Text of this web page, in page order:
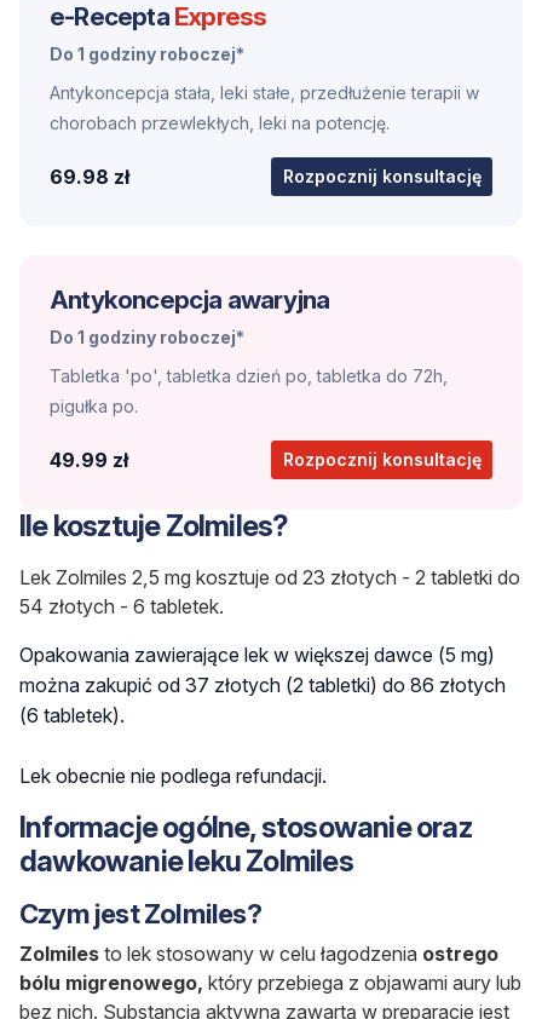
e-Recepta Express
Do 1 godziny roboczej*
Antykoncepcja stała, leki stałe, przedłużenie terapii w
chorobach przewlekłych, leki na potencję.
69.98 zł Rozpocznij konsultację
Antykoncepcja awaryjna
Do 1 godziny roboczej*
Tabletka 'po', tabletka dzień po, tabletka do 72h,
pigułka po.
49.99 zł Rozpocznij konsultację
Ile kosztuje Zolmiles?
Lek Zolmiles 2,5 mg kosztuje od 23 złotych - 2 tabletki do
54 złotych - 6 tabletek.
Opakowania zawierające lek w większej dawce (5 mg)
można zakupić od 37 złotych (2 tabletki) do 86 złotych
(6 tabletek).
Lek obecnie nie podlega refundacji.
Informacje ogólne, stosowanie oraz
dawkowanie leku Zolmiles
Czym jest Zolmiles?
Zolmiles to lek stosowany w celu łagodzenia ostrego
bólu migrenowego, który przebiega z objawami aury lub
bez nich. Substancją aktywną zawartą w preparacie jest